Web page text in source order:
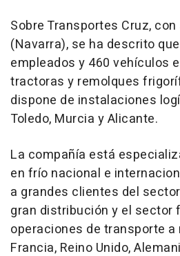
Sobre Transportes Cruz,
(Navarra), se ha descrito
empleados y 460 vehículos
tractoras y remolques
dispone de instalaciones
Toledo, Murcia y Alicante.
La compañía está
en frío nacional e
a grandes clientes del
gran distribución y el sector
operaciones de transporte
Francia, Reino Unido,